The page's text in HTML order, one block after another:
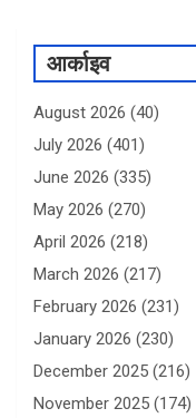
आर्काइव
August 2026 (40)
July 2026 (401)
June 2026 (335)
May 2026 (270)
April 2026 (218)
March 2026 (217)
February 2026 (231)
January 2026 (230)
December 2025 (216)
November 2025 (174)